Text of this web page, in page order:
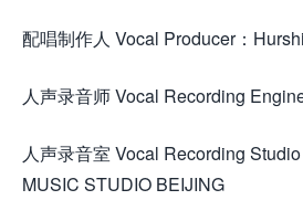
配唱制作人 Vocal Producer：
人声录音师 Vocal Recording
人声录音室 Vocal Recording
MUSIC STUDIO BEIJING